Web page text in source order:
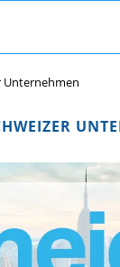
Unternehmen